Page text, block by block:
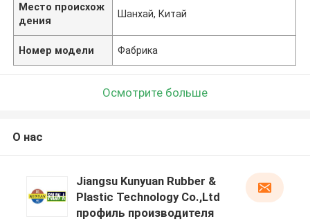
Место происхож
дения
Шанхай, Китай
Номер модели Фабрика
Осмотрите больше
О нас
Jiangsu Kunyuan Rubber &
Plastic Technology Co.,Ltd
профиль производителя